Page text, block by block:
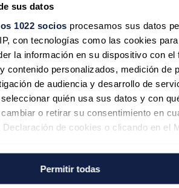
sus datos
1022 socios procesamos sus datos
con tecnologías como las cookies para
la información en su dispositivo con el
contenido personalizados, medición de
de audiencia y desarrollo de
quién usa sus datos y con
o retirar su consentimiento en
de cookies o clicando en el
quisiéramos:
Permitir todas
a Soltec con 190.000
información
sus resultados de
2026